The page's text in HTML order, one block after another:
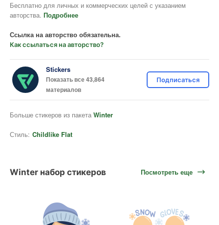
Бесплатно для личных и коммерческих целей с указанием
авторства. Подробнее
Ссылка на авторство обязательна.
Как ссылаться на авторство?
Stickers
Показать все 43,864
материалов
Подписаться
Больше стикеров из пакета Winter
Стиль: Childlike Flat
Winter набор стикеров Посмотреть еще